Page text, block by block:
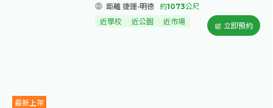
最新上架
距離 捷運-明德
約1073公尺
近學校 近公園 近市場 立即預約